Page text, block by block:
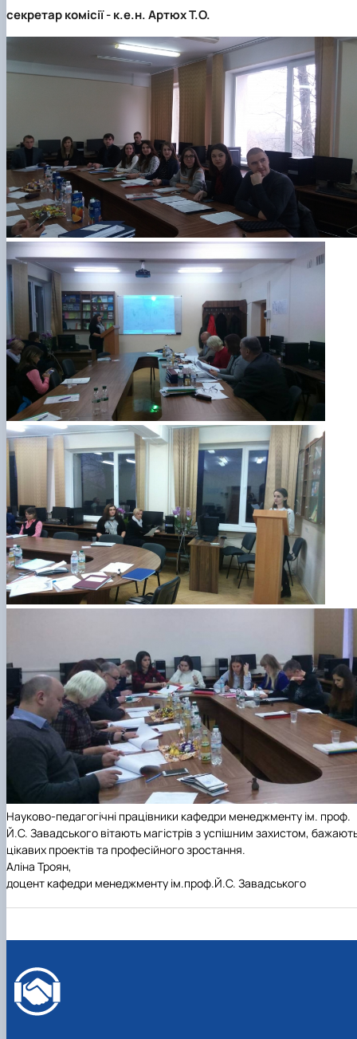
секретар комісії - к.е.н. Артюх Т.О.
Науково-педагогічні працівники кафедри менеджменту ім. проф.
Й.С. Завадського вітають магістрів з успішним захистом,
цікавих проектів та професійного зростання.
Аліна Троян,
доцент кафедри менеджменту ім.проф.Й.С. Завадського